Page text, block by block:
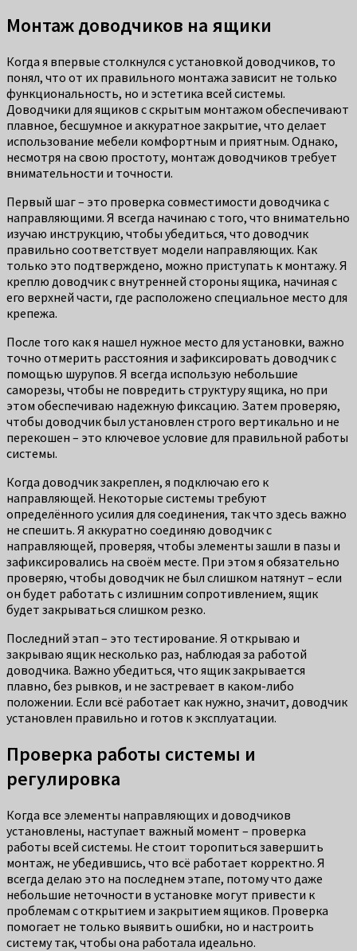
Монтаж доводчиков на ящики
Когда я впервые столкнулся с установкой доводчиков, то
понял, что от их правильного монтажа зависит не только
функциональность, но и эстетика всей системы.
Доводчики для ящиков с скрытым монтажом обеспечивают
плавное, бесшумное и аккуратное закрытие, что делает
использование мебели комфортным и приятным. Однако,
несмотря на свою простоту, монтаж доводчиков требует
внимательности и точности.
Первый шаг – это проверка совместимости доводчика с
направляющими. Я всегда начинаю с того, что внимательно
изучаю инструкцию, чтобы убедиться, что доводчик
правильно соответствует модели направляющих. Как
только это подтверждено, можно приступать к монтажу. Я
креплю доводчик с внутренней стороны ящика, начиная с
его верхней части, где расположено специальное место для
крепежа.
После того как я нашел нужное место для установки, важно
точно отмерить расстояния и зафиксировать доводчик с
помощью шурупов. Я всегда использую небольшие
саморезы, чтобы не повредить структуру ящика, но при
этом обеспечиваю надежную фиксацию. Затем проверяю,
чтобы доводчик был установлен строго вертикально и не
перекошен – это ключевое условие для правильной работы
системы.
Когда доводчик закреплен, я подключаю его к
направляющей. Некоторые системы требуют
определённого усилия для соединения, так что здесь важно
не спешить. Я аккуратно соединяю доводчик с
направляющей, проверяя, чтобы элементы зашли в пазы и
зафиксировались на своём месте. При этом я обязательно
проверяю, чтобы доводчик не был слишком натянут – если
он будет работать с излишним сопротивлением, ящик
будет закрываться слишком резко.
Последний этап – это тестирование. Я открываю и
закрываю ящик несколько раз, наблюдая за работой
доводчика. Важно убедиться, что ящик закрывается
плавно, без рывков, и не застревает в каком-либо
положении. Если всё работает как нужно, значит, доводчик
установлен правильно и готов к эксплуатации.
Проверка работы системы и
регулировка
Когда все элементы направляющих и доводчиков
установлены, наступает важный момент – проверка
работы всей системы. Не стоит торопиться завершить
монтаж, не убедившись, что всё работает корректно. Я
всегда делаю это на последнем этапе, потому что даже
небольшие неточности в установке могут привести к
проблемам с открытием и закрытием ящиков. Проверка
помогает не только выявить ошибки, но и настроить
систему так, чтобы она работала идеально.